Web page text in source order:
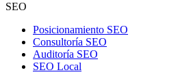
SEO
Posicionamiento SEO
Consultoría SEO
Auditoría SEO
SEO Local